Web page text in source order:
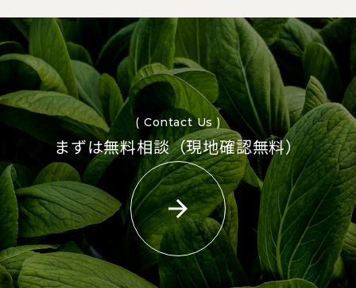
( Contact Us )
まずは無料相談（現地確認無料）
arrow_forward